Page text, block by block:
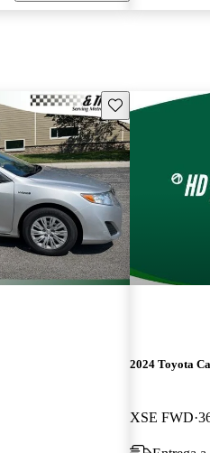
Guarda este Aviso
2024 Toyota
XSE FWD